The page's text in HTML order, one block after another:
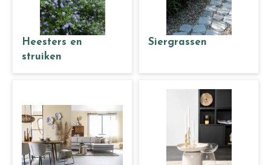
Heesters en
struiken
Siergrassen